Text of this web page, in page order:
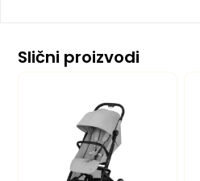
Slični proizvodi